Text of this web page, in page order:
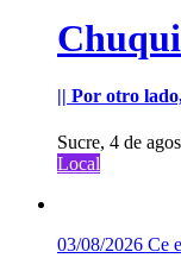
|| Por otro
Sucre, 4 de
Local
03/08/2026 Ce